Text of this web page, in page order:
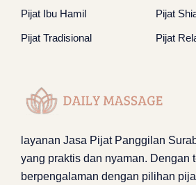
Pijat Ibu Hamil Pijat
Pijat Tradisional Pijat
layanan Jasa Pijat Panggilan
yang praktis dan nyaman. Dengan
berpengalaman dengan pilihan